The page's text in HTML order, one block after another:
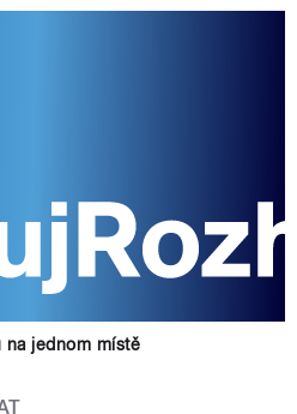
na jednom místě